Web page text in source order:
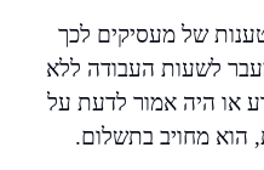
של מעסיקים לכך
לשעות העבודה ללא
או היה אמור לדעת על
הוא מחויב בתשלום.